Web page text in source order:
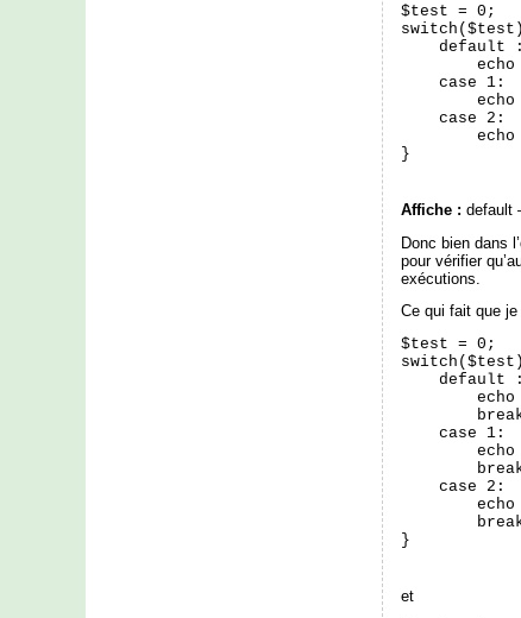
$test = 0;
    default :
echo
    case 1:
echo
    case 2:
echo
}
Affiche : default
Donc bien dans
pour vérifier
exécutions.
Ce qui fait que
$test = 0;
    default :
echo
    case 1:
echo
    case 2:
echo
}
et